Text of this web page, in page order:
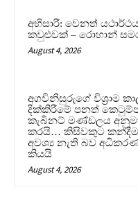
අභිසාරී: වෙනත්
කවුළුවක් – රොහාන්
August 4, 2026
අගවිනිසුරුගේ විශ්‍රාම
දික්කිරීමේ පනත්
කැබිනට් මණ්ඩලය
කරයි… කිසිවකුට
අවශ්‍ය නැති බව
කියයි
August 4, 2026